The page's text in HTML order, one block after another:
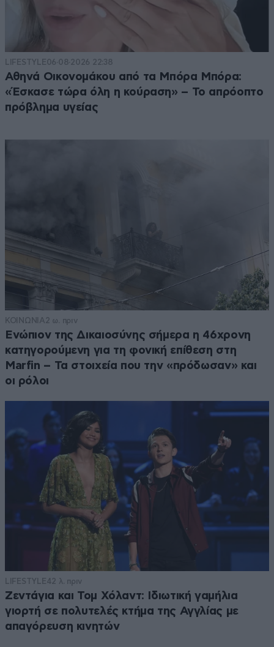
LIFESTYLE06·08·2026 22:38
Αθηνά Οικονομάκου από τα Μπόρα Μπόρα:
«Έσκασε τώρα όλη η κούραση» – Το απρόοπτο
πρόβλημα υγείας
ΚΟΙΝΩΝΙΑ 2 ω. πριν
Ενώπιον της Δικαιοσύνης σήμερα η 46χρονη
κατηγορούμενη για τη φονική επίθεση στη
Marfin – Τα στοιχεία που την «πρόδωσαν» και
οι ρόλοι
LIFESTYLE42 λ. πριν
Ζεντάγια και Τομ Χόλαντ: Ιδιωτική γαμήλια
γιορτή σε πολυτελές κτήμα της Αγγλίας με
απαγόρευση κινητών